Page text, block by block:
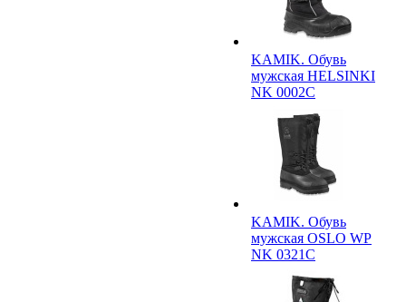
KAMIK. Обувь
мужская HELSINKI
NK 0002C
KAMIK. Обувь
мужская OSLO WP
NK 0321C